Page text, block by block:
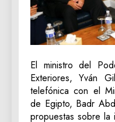
El ministro del
Exteriores, Yván
telefónica con el
de Egipto, Badr
propuestas sobre la